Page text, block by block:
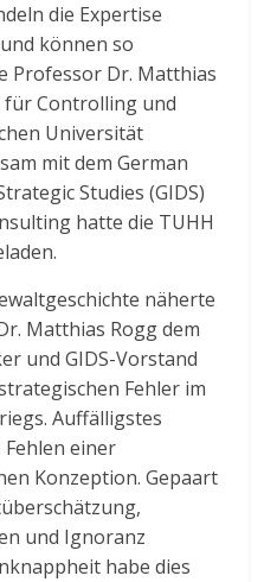
die Expertise
können so
Professor Dr. Matthias
Controlling und
Universität
mit dem German
Studies (GIDS)
hatte die TUHH
näherte
Matthias Rogg dem
und GIDS-Vorstand
Fehler im
Auffälligstes
einer
Konzeption. Gepaart
und Ignoranz
habe dies